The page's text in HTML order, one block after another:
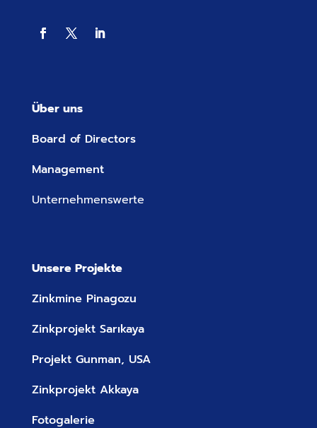
Über uns
Board of Directors
Management
Unternehmenswerte
Unsere Projekte
Zinkmine Pinagozu
Zinkprojekt Sarıkaya
Projekt Gunman, USA
Zinkprojekt Akkaya
Fotogalerie